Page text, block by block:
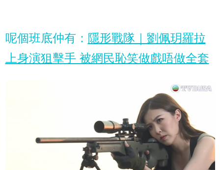
呢個班底仲有： 隱形戰隊｜劉佩玥羅拉
上身演狙擊手 被網民恥笑做戲唔做全套